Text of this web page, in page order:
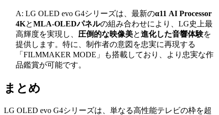
A: LG OLED evo G4シリーズは、最新のα11 AI Processor
4KとMLA-OLEDパネルの組み合わせにより、LG史上最
高輝度を実現し、 圧倒的な映像美と進化した音響体験を
提供します。特に、制作者の意図を忠実に再現する
「FILMMAKER MODE」も搭載しており、より忠実な作
品鑑賞が可能です。
まとめ
LG OLED evo G4シリーズは、単なる高性能テレビの枠を超